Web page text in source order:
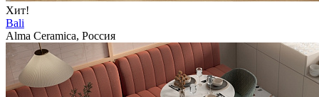
Хит!
Bali
Alma Ceramica, Россия